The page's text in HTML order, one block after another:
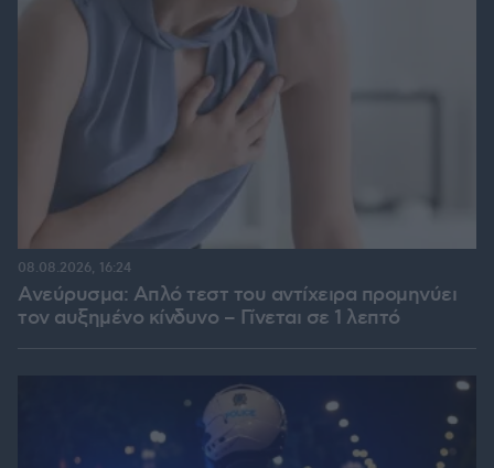
Ανεύρυσμα: Απλό τεστ του αντίχειρα προμηνύει
τον αυξημένο κίνδυνο – Γίνεται σε 1 λεπτό
08.08.2026, 16:24